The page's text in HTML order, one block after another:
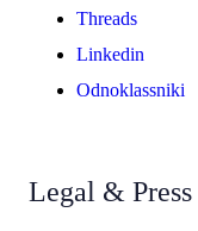
Threads
Linkedin
Odnoklassniki
Legal & Press